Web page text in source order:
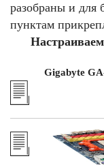
разобраны и для
пунктам
Gigabyte